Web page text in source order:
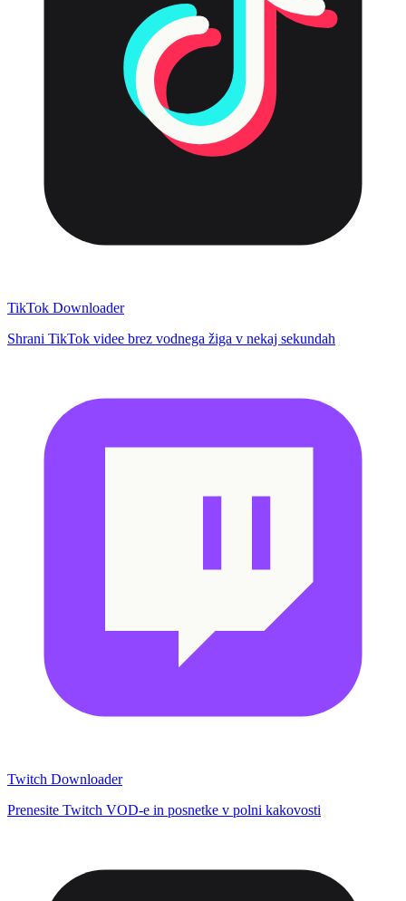
TikTok Downloader
Shrani TikTok videe brez vodnega žiga v nekaj sekundah
Twitch Downloader
Prenesite Twitch VOD-e in posnetke v polni kakovosti